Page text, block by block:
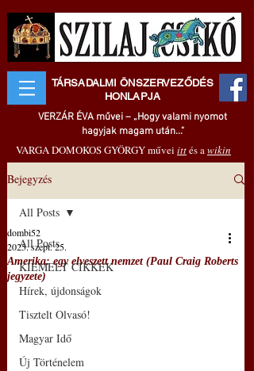
TÁRSADALMI ÖNSZERVEZŐDÉS
HONLAPJA
VERZÁR ÉVA művei – „Hogy valami nyomot
hagyjak magam után..."
VARGA DOMOKOS GYÖRGY művei ittés awikin
Bejegyzés
All Posts
KIEMELT CIKKEK
Hírek, újdonságok
Tisztelt Olvasó!
Magyar Idő
Új Történelem
All Posts
Amerika: egy elveszett nemzet (Paul Craig Roberts
jegyzete)
dombi52
2025. szept. 25.